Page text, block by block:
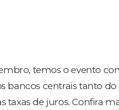
temos o evento
bancos centrais tanto
taxas de juros. Confira